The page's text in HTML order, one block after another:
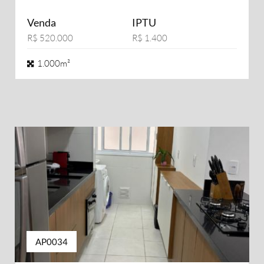
Venda
R$ 520.000
IPTU
R$ 1.400
1.000m²
AP0034